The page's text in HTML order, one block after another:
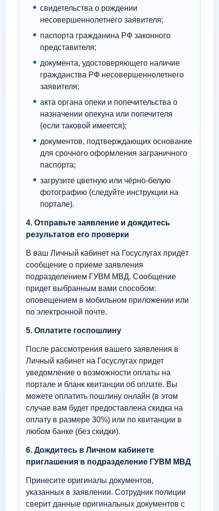
свидетельства о рождении
несовершеннолетнего заявителя;
паспорта гражданина РФ законного
представителя;
документа, удостоверяющего наличие
гражданства РФ несовершеннолетнего
заявителя;
акта органа опеки и попечительства о
назначении опекуна или попечителя
(если таковой имеется);
документов, подтверждающих основание
для срочного оформления заграничного
паспорта;
загрузите цветную или чёрно-белую
фотографию (следуйте инструкции на
портале).
4. Отправьте заявление и дождитесь
результатов его проверки
В ваш Личный кабинет на Госуслугах придёт
сообщение о приеме заявления
подразделением ГУВМ МВД. Сообщение
придет выбранным вами способом:
оповещением в мобильном приложении или
по электронной почте.
5. Оплатите госпошлину
После рассмотрения вашего заявления в
Личный кабинет на Госуслугах придет
уведомление о возможности оплаты на
портале и бланк квитанции об оплате. Вы
можете оплатить пошлину онлайн (в этом
случае вам будет предоставлена скидка на
оплату в размере 30%) или по квитанции в
любом банке (без скидки).
6. Дождитесь в Личном кабинете
приглашения в подразделение ГУВМ МВД
Принесите оригиналы документов,
указанных в заявлении. Сотрудник полиции
сверит данные оригинальных документов с